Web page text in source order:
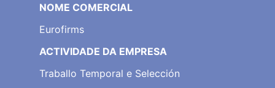
NOME COMERCIAL
Eurofirms
ACTIVIDADE DA EMPRESA
Traballo Temporal e Selección